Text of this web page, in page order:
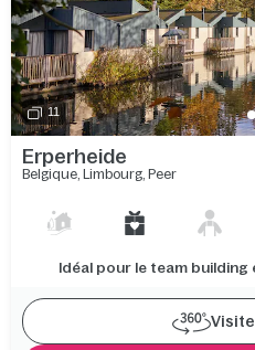
11
Erperheide
Belgique, Limbourg, Peer
Idéal pour le team